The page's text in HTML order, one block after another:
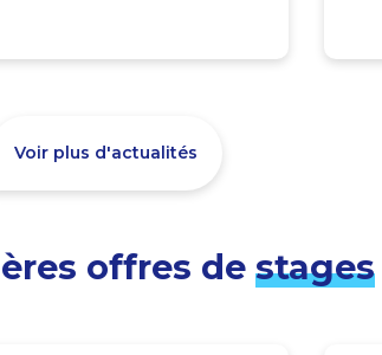
Voir plus d'actualités
offres de stages